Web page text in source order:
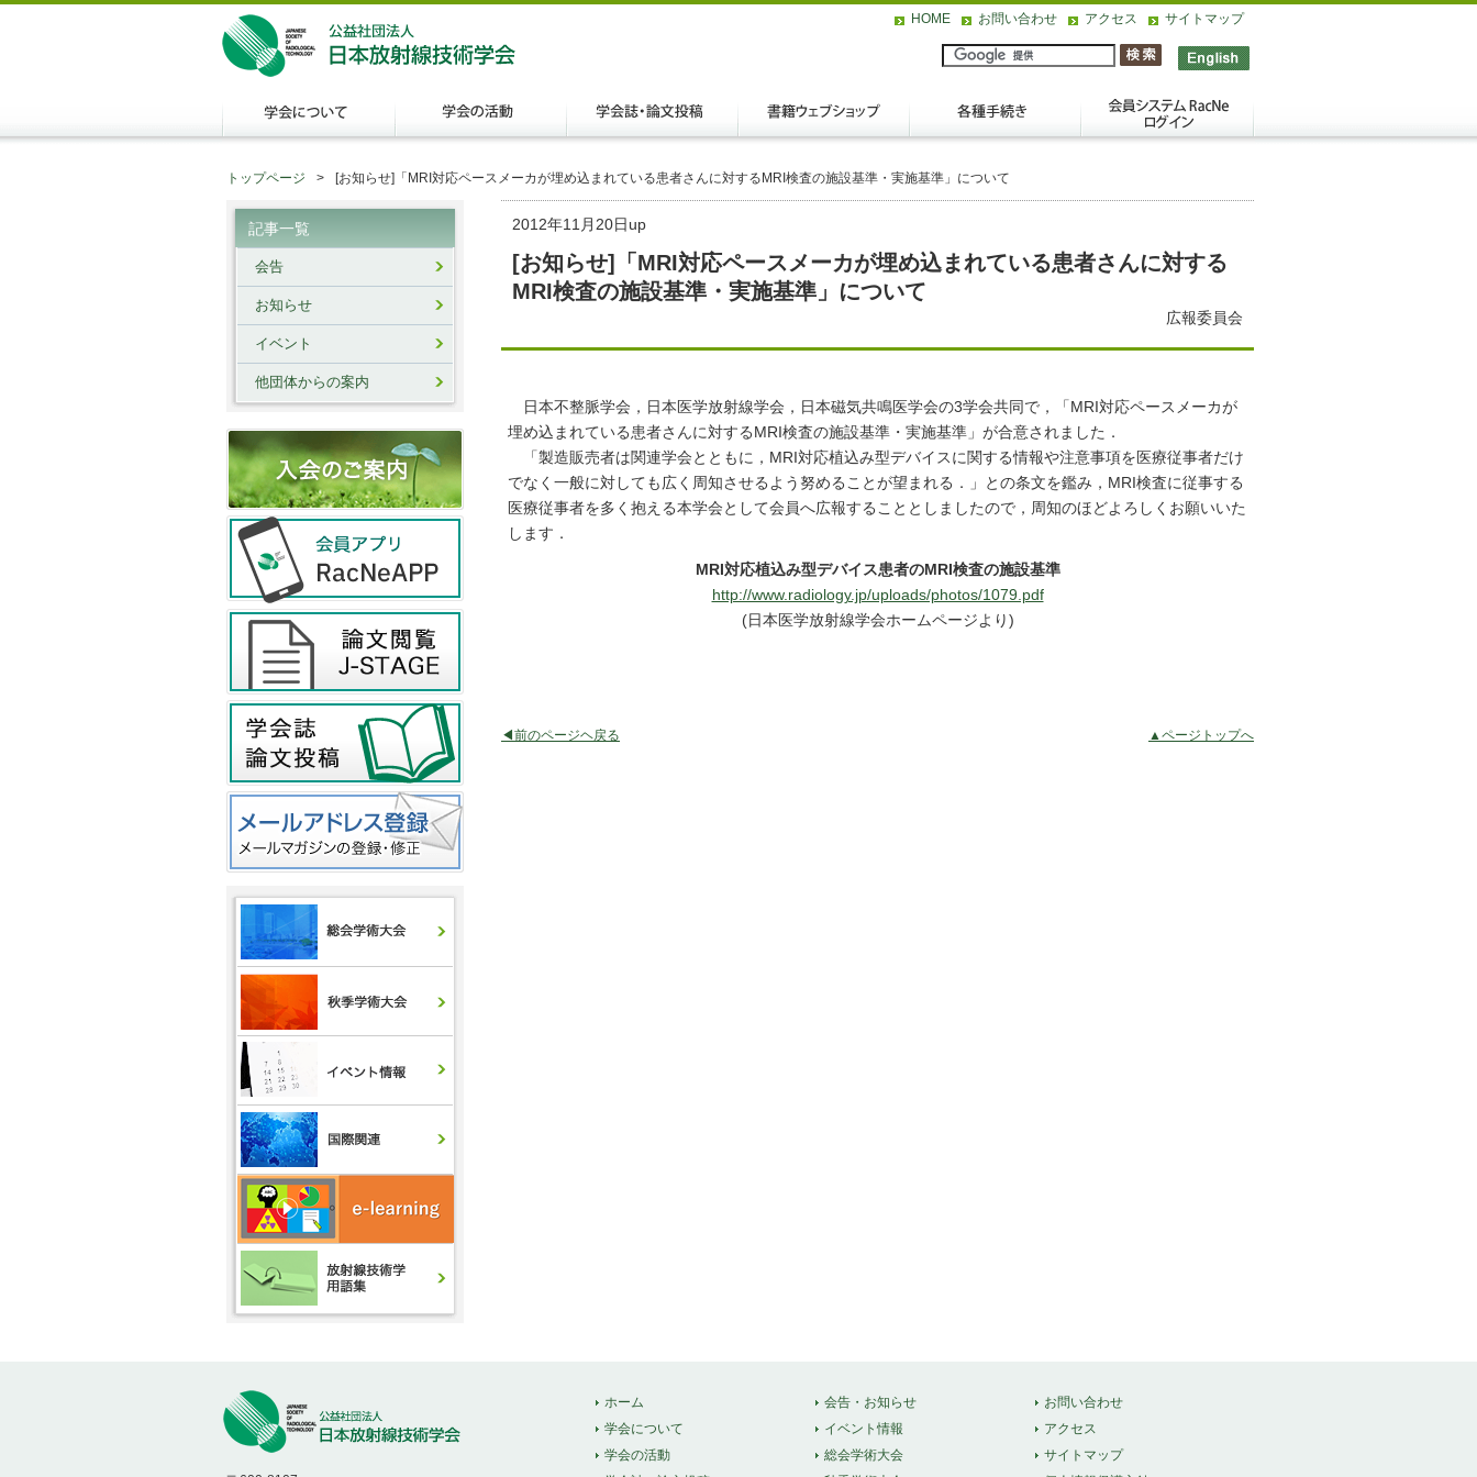
HOME お問い合わせ アクセス サイトマップ
トップページ [お知らせ]「MRI対応ペースメーカが埋め込まれている患者さんに対するMRI検査の施設基準・実施基準」について
2012年11月20日up
[お知らせ]「MRI対応ペースメーカが埋め込まれている患者さんに対する
MRI検査の施設基準・実施基準」について
広報委員会
日本不整脈学会，日本医学放射線学会，日本磁気共鳴医学会の3学会共同で，「MRI対応ペースメーカが
埋め込まれている患者さんに対するMRI検査の施設基準・実施基準」が合意されました．
「製造販売者は関連学会とともに，MRI対応植込み型デバイスに関する情報や注意事項を医療従事者だけ
でなく一般に対しても広く周知させるよう努めることが望まれる．」との条文を鑑み，MRI検査に従事する
医療従事者を多く抱える本学会として会員へ広報することとしましたので，周知のほどよろしくお願いいた
します．
MRI対応植込み型デバイス患者のMRI検査の施設基準
http://www.radiology.jp/uploads/photos/1079.pdf
(日本医学放射線学会ホームページより)
▲ページトップへ
◀前のページヘ戻る
記事一覧
会告
お知らせ
イベント
他団体からの案内
ホーム
学会について
学会の活動
会告・お知らせ
イベント情報
総会学術大会
お問い合わせ
アクセス
サイトマップ